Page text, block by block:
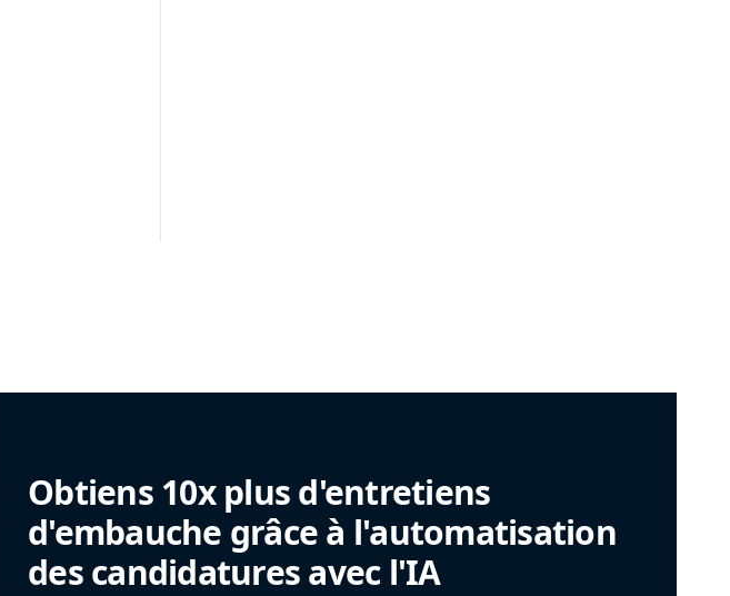
Obtiens 10x plus d'entretiens
d'embauche grâce à l'automatisation
des candidatures avec l'IA